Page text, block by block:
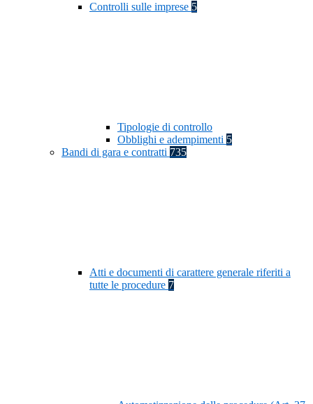
Controlli sulle imprese 5
Tipologie di controllo
Obblighi e adempimenti 5
Bandi di gara e contratti 735
Atti e documenti di carattere generale riferiti a
tutte le procedure 7